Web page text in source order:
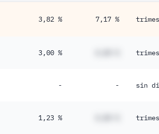
3,82 % 7,17 %
3,00 %
- - sin
1,23 %